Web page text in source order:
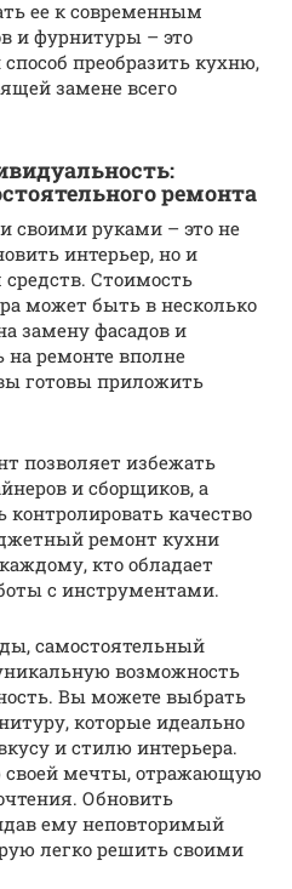
ее к современным
и фурнитуры – это
преобразить кухню,
замене всего
ремонта
своими руками – это не
интерьер, но и
Стоимость
может быть в несколько
замену фасадов и
ремонте вполне
готовы приложить
позволяет избежать
и сборщиков, а
качество
ремонт кухни
кто обладает
с инструментами.
самостоятельный
возможность
Вы можете выбрать
которые идеально
и стилю интерьера.
своей мечты, отражающую
Обновить
ему неповторимый
легко решить своими